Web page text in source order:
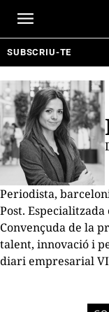
SUBSCRIU-TE
Periodista,
Post.
Convençuda de la
talent, innovació i
diari empresarial